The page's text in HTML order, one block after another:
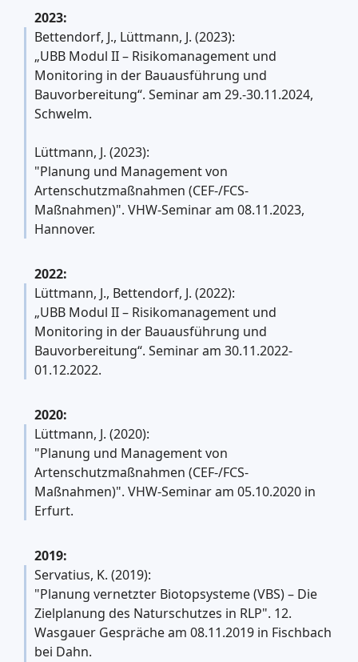
2023:
Bettendorf, J., Lüttmann, J. (2023):
„UBB Modul II – Risikomanagement und
Monitoring in der Bauausführung und
Bauvorbereitung“. Seminar am 29.-30.11.2024,
Schwelm.
Lüttmann, J. (2023):
"Planung und Management von
Artenschutzmaßnahmen (CEF-/FCS-
Maßnahmen)". VHW-Seminar am 08.11.2023,
Hannover.
2022:
Lüttmann, J., Bettendorf, J. (2022):
„UBB Modul II – Risikomanagement und
Monitoring in der Bauausführung und
Bauvorbereitung“. Seminar am 30.11.2022-
01.12.2022.
2020:
Lüttmann, J. (2020):
"Planung und Management von
Artenschutzmaßnahmen (CEF-/FCS-
Maßnahmen)". VHW-Seminar am 05.10.2020 in
Erfurt.
2019:
Servatius, K. (2019):
"Planung vernetzter Biotopsysteme (VBS) – Die
Zielplanung des Naturschutzes in RLP". 12.
Wasgauer Gespräche am 08.11.2019 in Fischbach
bei Dahn.